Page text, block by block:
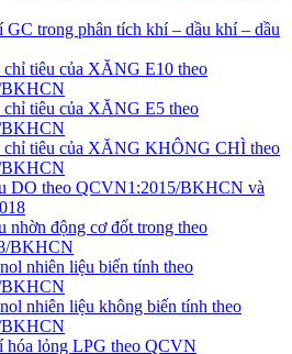
GC trong phân tích khí – dầu khí – dầu
chỉ tiêu của XĂNG E10 theo
chỉ tiêu của XĂNG E5 theo
chỉ tiêu của XĂNG KHÔNG CHÌ theo
DO theo QCVN1:2015/BKHCN và
nhờn động cơ đốt trong theo
BKHCN
nhiên liệu biến tính theo
nhiên liệu không biến tính theo
hóa lỏng LPG theo QCVN